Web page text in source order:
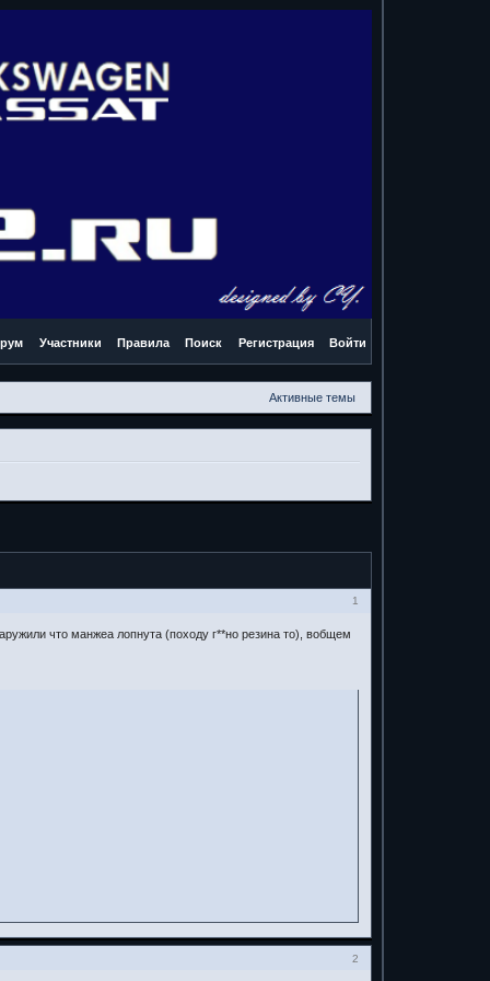
Участники Правила Поиск Регистрация Войти
Активные темы
1
что манжеа лопнута (походу г**но резина то), вобщем
2